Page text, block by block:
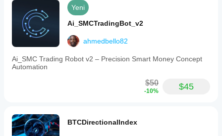
Yeni
Ai_SMCTradingBot_v2
ahmedbello82
Ai_SMC Trading Robot v2 – Precision Smart Money Concept
Automation
$50
-10% $45
BTCDirectionalIndex